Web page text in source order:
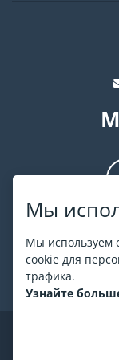
Мы
Мы используем
cookie для
трафика.
Узнайте
О
На
городов